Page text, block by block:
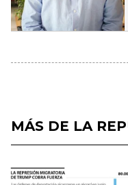
MÁS DE LA